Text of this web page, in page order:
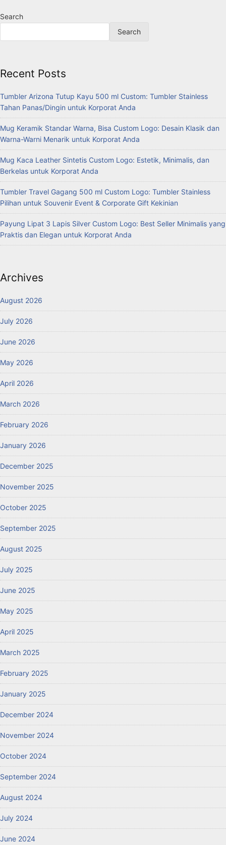
Search
Search
Recent Posts
Tumbler Arizona Tutup Kayu 500 ml Custom: Tumbler Stainless
Tahan Panas/Dingin untuk Korporat Anda
Mug Keramik Standar Warna, Bisa Custom Logo: Desain Klasik dan
Warna-Warni Menarik untuk Korporat Anda
Mug Kaca Leather Sintetis Custom Logo: Estetik, Minimalis, dan
Berkelas untuk Korporat Anda
Tumbler Travel Gagang 500 ml Custom Logo: Tumbler Stainless
Pilihan untuk Souvenir Event & Corporate Gift Kekinian
Payung Lipat 3 Lapis Silver Custom Logo: Best Seller Minimalis yang
Praktis dan Elegan untuk Korporat Anda
Archives
August 2026
July 2026
June 2026
May 2026
April 2026
March 2026
February 2026
January 2026
December 2025
November 2025
October 2025
September 2025
August 2025
July 2025
June 2025
May 2025
April 2025
March 2025
February 2025
January 2025
December 2024
November 2024
October 2024
September 2024
August 2024
July 2024
June 2024